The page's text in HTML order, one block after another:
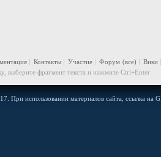
Контакты Участие Форум (все) Вики
выберите фрагмент текста и нажмите Ctrl+Enter
При использовании материалов сайта, ссылка на